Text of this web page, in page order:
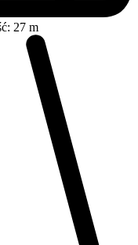
27 m